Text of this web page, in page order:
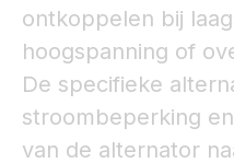
ontkoppelen bij
hoogspanning of
De specifieke
stroombeperking
van de alternator